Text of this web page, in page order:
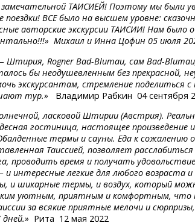
ТАИСИЕЙ! Поэтому мы были
поездки! ВСЕ было на высшем уровне:
авторские экскурсии ТАИСИИ! Нам было
Михаил и Инна Цофин 05 июля
Штирия, RognerBad-Blumau, самBad-
бы неодушевленным без прекрасной,
экскурсантам, стремление поделиться
тур.»
Владимир Рабкин 04 сентября
ласковой Штирии (Австрия).
гостиница, настоящее произведение
термы и сауны. Еда к сожалению
Таиссией, позволяет
проводить время и получать
интересные легкие для любого возраста и
и шикарные термы, и воздух, который
уютным, приятным и комфортным, что
за всякие приятные мелочи и
Рита 12 мая 2022